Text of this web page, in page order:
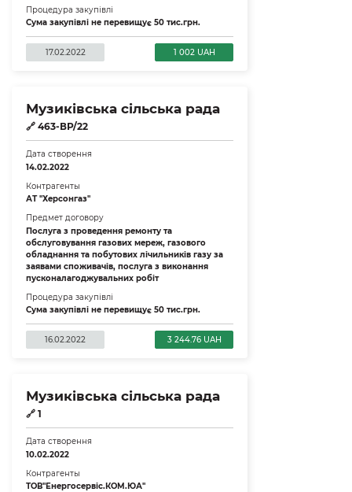
Процедура закупівлі
Сума закупівлі не перевищує 50 тис.грн.
17.02.2022 1 002 UAH
Музиківська сільська рада
🔗 463-ВР/22
Дата створення
14.02.2022
Контрагенты
АТ "Херсонгаз"
Предмет договору
Послуга з проведення ремонту та
обслуговування газових мереж, газового
обладнання та побутових лічильників газу за
заявами споживачів, послуга з виконання
пусконалагоджувальних робіт
Процедура закупівлі
Сума закупівлі не перевищує 50 тис.грн.
16.02.2022 3 244.76 UAH
Музиківська сільська рада
🔗 1
Дата створення
10.02.2022
Контрагенты
ТОВ"Енергосервіс.КОМ.ЮА"